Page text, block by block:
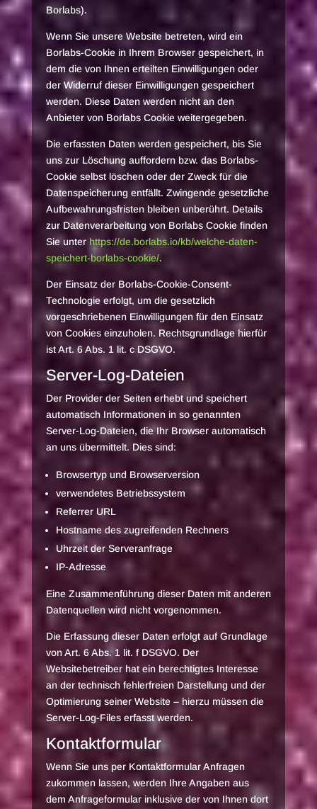
Borlabs).
Wenn Sie unsere Website betreten, wird ein
Borlabs-Cookie in Ihrem Browser gespeichert, in
dem die von Ihnen erteilten Einwilligungen oder
der Widerruf dieser Einwilligungen gespeichert
werden. Diese Daten werden nicht an den
Anbieter von Borlabs Cookie weitergegeben.
Die erfassten Daten werden gespeichert, bis Sie
uns zur Löschung auffordern bzw. das Borlabs-
Cookie selbst löschen oder der Zweck für die
Datenspeicherung entfällt. Zwingende gesetzliche
Aufbewahrungsfristen bleiben unberührt. Details
zur Datenverarbeitung von Borlabs Cookie finden
Sie unter https://de.borlabs.io/kb/welche-daten-
speichert-borlabs-cookie/.
Der Einsatz der Borlabs-Cookie-Consent-
Technologie erfolgt, um die gesetzlich
vorgeschriebenen Einwilligungen für den Einsatz
von Cookies einzuholen. Rechtsgrundlage hierfür
ist Art. 6 Abs. 1 lit. c DSGVO.
Server-Log-Dateien
Der Provider der Seiten erhebt und speichert
automatisch Informationen in so genannten
Server-Log-Dateien, die Ihr Browser automatisch
an uns übermittelt. Dies sind:
Browsertyp und Browserversion
verwendetes Betriebssystem
Referrer URL
Hostname des zugreifenden Rechners
Uhrzeit der Serveranfrage
IP-Adresse
Eine Zusammenführung dieser Daten mit anderen
Datenquellen wird nicht vorgenommen.
Die Erfassung dieser Daten erfolgt auf Grundlage
von Art. 6 Abs. 1 lit. f DSGVO. Der
Websitebetreiber hat ein berechtigtes Interesse
an der technisch fehlerfreien Darstellung und der
Optimierung seiner Website – hierzu müssen die
Server-Log-Files erfasst werden.
Kontaktformular
Wenn Sie uns per Kontaktformular Anfragen
zukommen lassen, werden Ihre Angaben aus
dem Anfrageformular inklusive der von Ihnen dort